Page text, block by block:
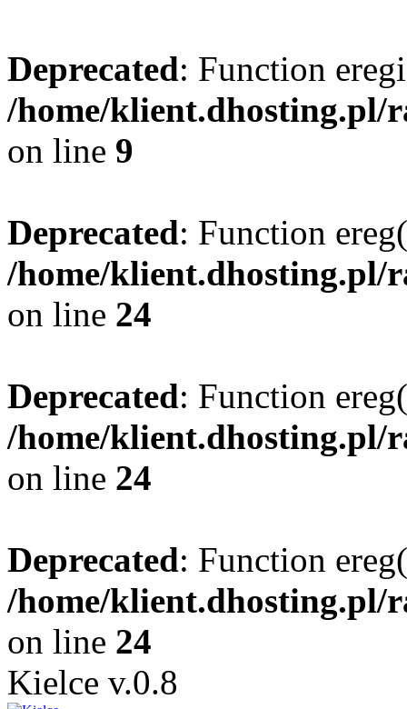
Deprecated: Function
/home/klient.dhosting.pl/
on line 9
Deprecated: Function
/home/klient.dhosting.pl/
on line 24
Deprecated: Function
/home/klient.dhosting.pl/
on line 24
Deprecated: Function
/home/klient.dhosting.pl/
on line 24
Kielce v.0.8